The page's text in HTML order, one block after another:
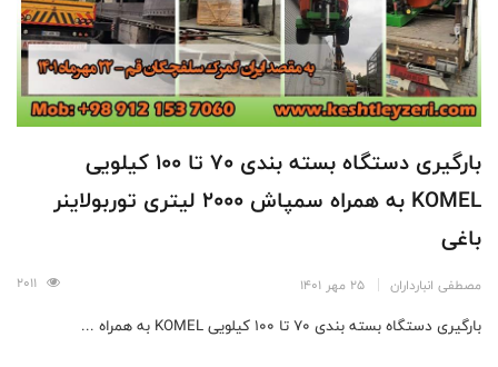
بارگیری دستگاه بسته بندی 70 تا 100 کیلویی
KOMEL به همراه سمپاش 2000 لیتری توربولاینر
باغی
مصطفی انبارداران 25 مهر 1401
بارگیری دستگاه بسته بندی 70 تا 100 کیلویی KOMEL به همراه ...